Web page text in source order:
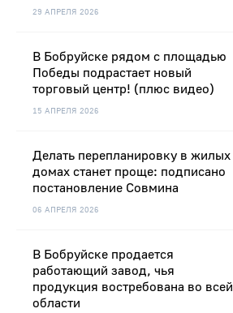
29 АПРЕЛЯ 2026
15 АПРЕЛЯ 2026
В Бобруйске рядом с площадью
Победы подрастает новый
торговый центр! (плюс видео)
06 АПРЕЛЯ 2026
Делать перепланировку в жилых
домах станет проще: подписано
постановление Совмина
В Бобруйске продается
работающий завод, чья
продукция востребована во всей
области